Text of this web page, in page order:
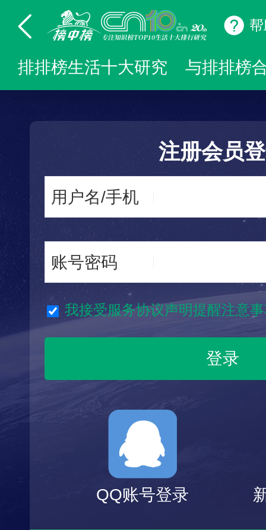
排排榜生活十大研究 与排排榜
注册会员
用户名/手机
账号密码
我接受服务协议声明提醒注意
QQ账号登录